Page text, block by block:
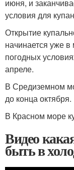
июня, и
условия для
Открытие
начинается уже
погодных
апреле.
В Средиземном
до конца октября.
В Красном море
Видео
быть в